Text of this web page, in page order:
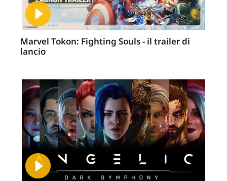
Marvel Tokon: Fighting Souls - il trailer di
lancio